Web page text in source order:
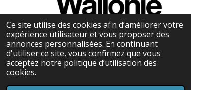
Ce site utilise des cookies afin d’améliorer votre
expérience utilisateur et vous proposer des
annonces personnalisées. En continuant
d'utiliser ce site, vous confirmez que vous
acceptez notre politique d’utilisation des
cookies.